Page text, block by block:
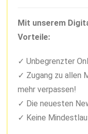
Mit unserem
Vorteile:
Unbegrenzter
Zugang zu allen
mehr verpassen!
Die neuesten
Keine